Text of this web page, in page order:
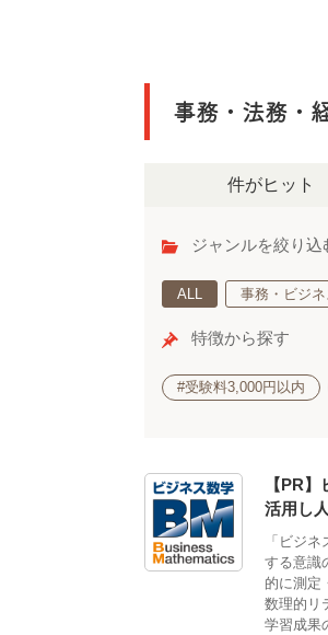
事務・法務・
147件がヒット
ジャンルを絞り込
ALL 事務・ビジ
特徴から探す
#受験料3,000円以内
【PR
活用し
「ビジ
する意識
的に測定
数理的リ
学習成果